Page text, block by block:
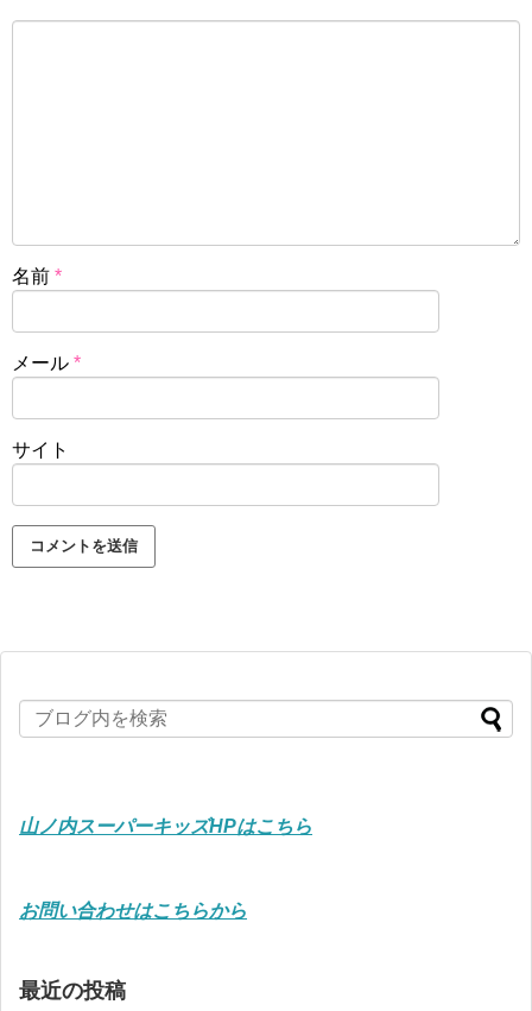
名前 *
メール *
サイト
山ノ内スーパーキッズHPはこちら
お問い合わせはこちらから
最近の投稿